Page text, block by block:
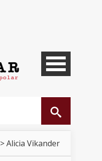
> Alicia Vikander